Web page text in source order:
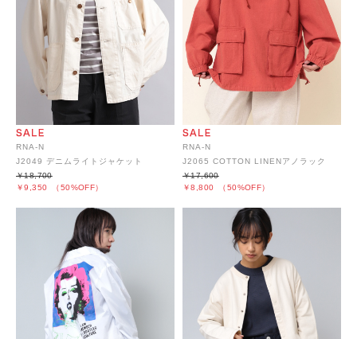
RNA-N
J2049 デニムライトジャケット
￥9,350 （50%OFF）
￥18,700
RNA-N
J2065 COTTON LINENアノラック
￥8,800 （50%OFF）
￥17,600